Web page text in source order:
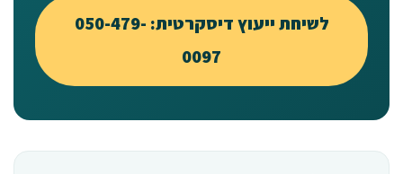
לשיחת ייעוץ דיסקרטית: 050-479-
0097